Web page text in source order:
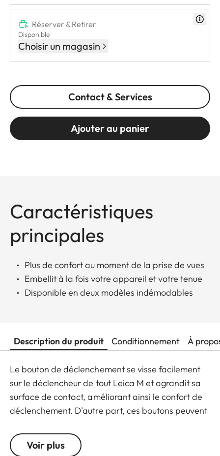
Réserver & Retirer
Disponible
Choisir un magasin
Contact & Services
Ajouter au panier
Caractéristiques
principales
Plus de confort au moment de la prise de vues
Embellit à la fois votre appareil et votre tenue
Disponible en deux modèles indémodables
Description du produit Conditionnement À
Le bouton de déclenchement se visse facilement
sur le déclencheur de tout Leica M et agrandit sa
surface de contact, améliorant ainsi le confort de
déclenchement. D'autre part, ces boutons peuvent
comme boutons de manchettes à fixer sur un
vêtement ou un sac photo. Ils sont disponibles en
Voir plus